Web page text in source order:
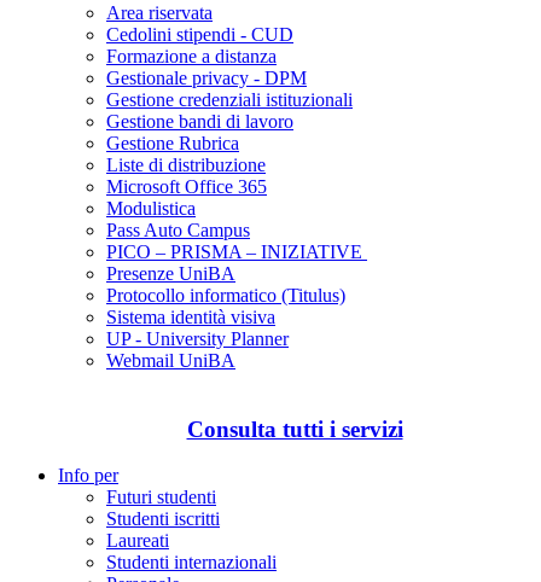
Area riservata
Cedolini stipendi - CUD
Formazione a distanza
Gestionale privacy - DPM
Gestione credenziali istituzionali
Gestione bandi di lavoro
Gestione Rubrica
Liste di distribuzione
Microsoft Office 365
Modulistica
Pass Auto Campus
PICO – PRISMA – INIZIATIVE
Presenze UniBA
Protocollo informatico (Titulus)
Sistema identità visiva
UP - University Planner
Webmail UniBA
Consulta tutti i servizi
Info per
Futuri studenti
Studenti iscritti
Laureati
Studenti internazionali